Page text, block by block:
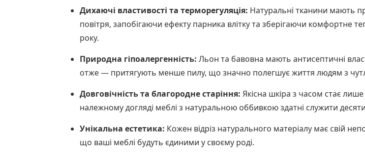
Дихаючі властивості та терморегуляція: Натуральні тканини мають
повітря, запобігаючи ефекту парника влітку та зберігаючи комфортне
року.
Природна гіпоалергенність: Льон та бавовна мають антисептичні
отже — притягують менше пилу, що значно полегшує життя людям з
Довговічність та благородне старіння: Якісна шкіра з часом стає
належному догляді меблі з натуральною оббивкою здатні служити
Унікальна естетика: Кожен відріз натурального матеріалу має свій
що ваші меблі будуть єдиними у своєму роді.